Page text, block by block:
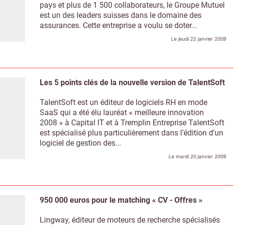
pays et plus de 1 500 collaborateurs, le Groupe Mutuel
est un des leaders suisses dans le domaine des
assurances. Cette entreprise a voulu se doter...
Le jeudi 22 janvier 2009
Les 5 points clés de la nouvelle version de TalentSoft
TalentSoft est un éditeur de logiciels RH en mode
SaaS qui a été élu lauréat « meilleure innovation
2008 » à Capital IT et à Tremplin Entreprise TalentSoft
est spécialisé plus particulièrement dans l’édition d’un
logiciel de gestion des...
Le mardi 20 janvier 2009
950 000 euros pour le matching « CV - Offres »
Lingway, éditeur de moteurs de recherche spécialisés